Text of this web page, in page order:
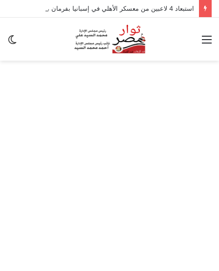
استبعاد 4 لاعبين من معسكر الأهلي في إسبانيا بفرمان من عموتة
القائمة